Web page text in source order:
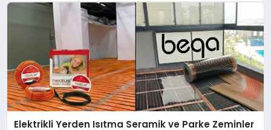
Elektrikli Yerden Isıtma Seramik ve Parke Zeminler